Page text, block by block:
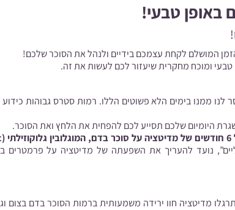
באופן טבעי!
המושלם לקחת עצמכם בידיים ולנהל את הסוכר שלכם!
ומוכח מחקרית שיעזור לכם לעשות את זה.
ממנו בימים הלא פשוטים הללו. רמות סטרס גבוהות כידוע
היומיום שלכם תסייע לכם להפחית את הלחץ ואת הסוכר.
נועד להעריך את השפעתה של מדיטציה על פרמטרים
מדיטציה חוו ירידה משמעותית ברמות הסוכר בדם בצום